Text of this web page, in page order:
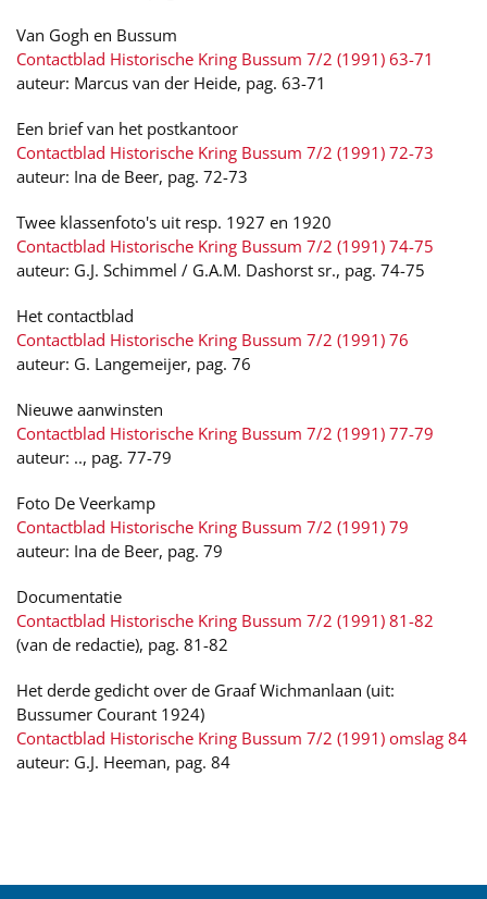
Van Gogh en Bussum
Contactblad Historische Kring Bussum 7/2 (1991) 63-71
auteur: Marcus van der Heide, pag. 63-71
Een brief van het postkantoor
Contactblad Historische Kring Bussum 7/2 (1991) 72-73
auteur: Ina de Beer, pag. 72-73
Twee klassenfoto's uit resp. 1927 en 1920
Contactblad Historische Kring Bussum 7/2 (1991) 74-75
auteur: G.J. Schimmel / G.A.M. Dashorst sr., pag. 74-75
Het contactblad
Contactblad Historische Kring Bussum 7/2 (1991) 76
auteur: G. Langemeijer, pag. 76
Nieuwe aanwinsten
Contactblad Historische Kring Bussum 7/2 (1991) 77-79
auteur: .., pag. 77-79
Foto De Veerkamp
Contactblad Historische Kring Bussum 7/2 (1991) 79
auteur: Ina de Beer, pag. 79
Documentatie
Contactblad Historische Kring Bussum 7/2 (1991) 81-82
(van de redactie), pag. 81-82
Het derde gedicht over de Graaf Wichmanlaan (uit:
Bussumer Courant 1924)
Contactblad Historische Kring Bussum 7/2 (1991) omslag 84
auteur: G.J. Heeman, pag. 84